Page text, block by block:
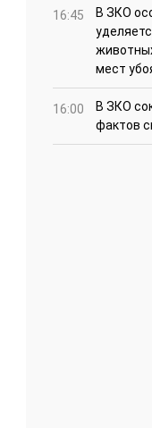
16:45
В ЗКО
мест
16:00
В ЗКО
фактов